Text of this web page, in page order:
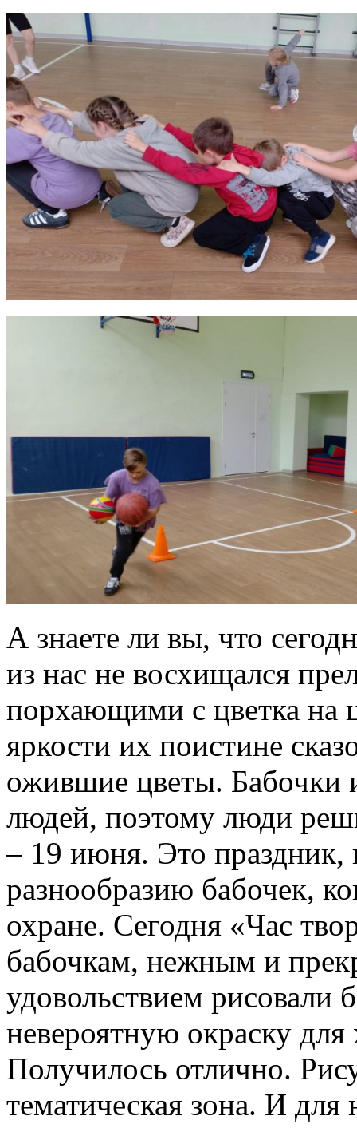
А знаете ли вы, что
из нас не восхищался
порхающими с цветка на
яркости их поистине
ожившие цветы. Бабочки
людей, поэтому люди
– 19 июня. Это праздник,
разнообразию бабочек,
охране. Сегодня «Час
бабочкам, нежным и
удовольствием
невероятную окраску
Получилось отлично.
тематическая зона. И